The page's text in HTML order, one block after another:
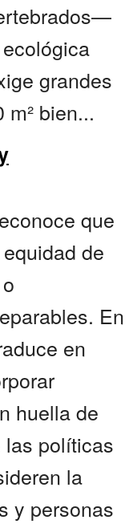
grandes
bien...
que
de
En
en
huella de
las políticas
la
y personas